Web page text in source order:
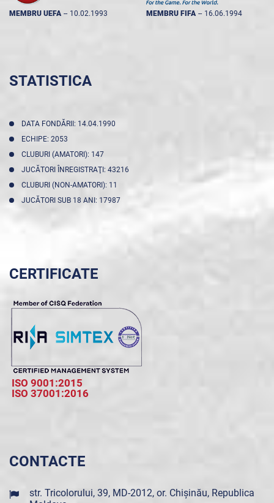
MEMBRU UEFA -- 10.02.1993 MEMBRU FIFA -- 16.06.1994
STATISTICA
DATA FONDĂRII: 14.04.1990
ECHIPE: 2053
CLUBURI (AMATORI): 147
JUCĂTORI ÎNREGISTRAŢI: 43216
CLUBURI (NON-AMATORI): 11
JUCĂTORI SUB 18 ANI: 17987
CERTIFICATE
ISO 9001:2015
ISO 37001:2016
CONTACTE
str. Tricolorului, 39, MD-2012, or. Chișinău, Republica